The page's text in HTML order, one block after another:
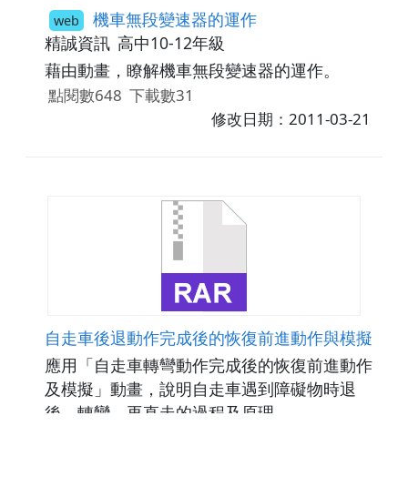
web 機車無段變速器的運作
精誠資訊 高中10-12年級
藉由動畫，瞭解機車無段變速器的運作。
點閱數648 下載數31
修改日期：2011-03-21
自走車後退動作完成後的恢復前進動作與模擬
應用「自走車轉彎動作完成後的恢復前進動作
及模擬」動畫，說明自走車遇到障礙物時退
後，轉彎，再直走的過程及原理。